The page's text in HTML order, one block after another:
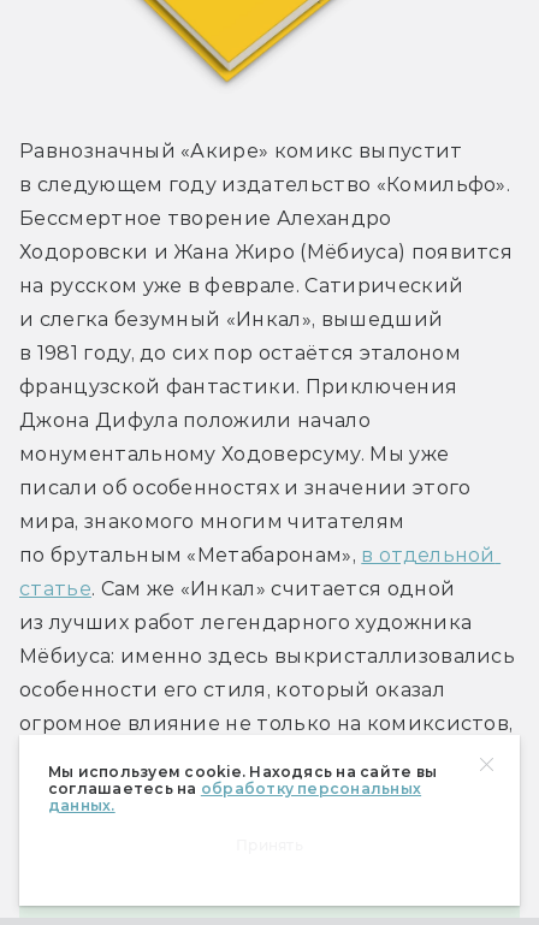
Мы используем cookie. Находясь на сайте вы
соглашаетесь на обработку персональных
данных.
Равнозначный «Акире» комикс выпустит
в следующем году издательство «Комильфо».
Бессмертное творение Алехандро
Ходоровски и Жана Жиро (Мёбиуса) появится
на русском уже в феврале. Сатирический
и слегка безумный «Инкал», вышедший
в 1981 году, до сих пор остаётся эталоном
французской фантастики. Приключения
Джона Дифула положили начало
монументальному Ходоверсуму. Мы уже
писали об особенностях и значении этого
мира, знакомого многим читателям
по брутальным «Метабаронам», в отдельной
статье. Сам же «Инкал» считается одной
из лучших работ легендарного художника
Мёбиуса: именно здесь выкристаллизовались
особенности его стиля, который оказал
огромное влияние не только на комиксистов,
но и на тяготевших к фантастике режиссёров,
среди которых Люк Бессон, Ридли Скотт